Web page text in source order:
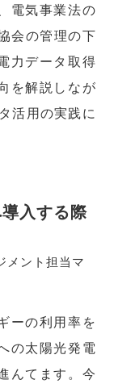
電気事業法の
会の管理の下
力データ取得
を解説しなが
活用の実践に
入する際
メント担当マ
ーの利用率を
の太陽光発電
んてます。今